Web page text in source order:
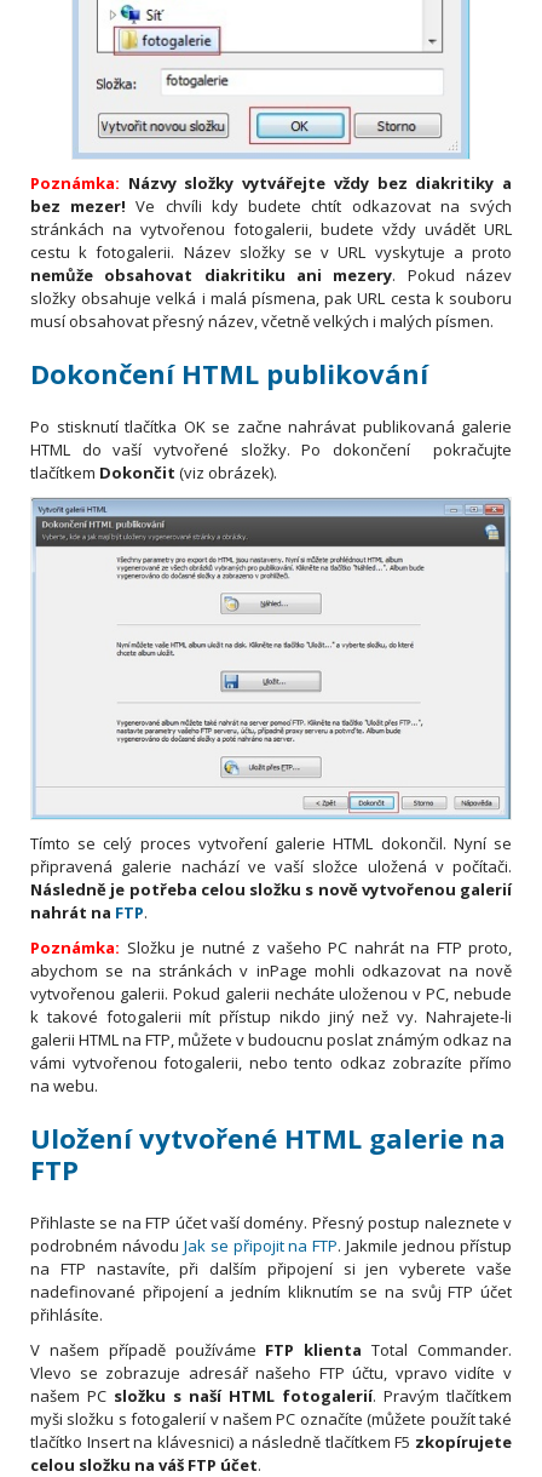
Poznámka: Názvy složky vytvářejte vždy bez diakritiky a
bez mezer! Ve chvíli kdy budete chtít odkazovat na svých
stránkách na vytvořenou fotogalerii, budete vždy uvádět URL
cestu k fotogalerii. Název složky se v URL vyskytuje a proto
nemůže obsahovat diakritiku ani mezery. Pokud název
složky obsahuje velká i malá písmena, pak URL cesta k souboru
musí obsahovat přesný název, včetně velkých i malých písmen.
Dokončení HTML publikování
Po stisknutí tlačítka OK se začne nahrávat publikovaná galerie
HTML do vaší vytvořené složky. Po dokončení pokračujte
tlačítkem Dokončit (viz obrázek).
Tímto se celý proces vytvoření galerie HTML dokončil. Nyní se
připravená galerie nachází ve vaší složce uložená v počítači.
Následně je potřeba celou složku s nově vytvořenou galerií
nahrát na FTP.
Poznámka: Složku je nutné z vašeho PC nahrát na FTP proto,
abychom se na stránkách v inPage mohli odkazovat na nově
vytvořenou galerii. Pokud galerii necháte uloženou v PC, nebude
k takové fotogalerii mít přístup nikdo jiný než vy. Nahrajete-li
galerii HTML na FTP, můžete v budoucnu poslat známým odkaz na
vámi vytvořenou fotogalerii, nebo tento odkaz zobrazíte přímo
na webu.
Uložení vytvořené HTML galerie na
FTP
Přihlaste se na FTP účet vaší domény. Přesný postup naleznete v
podrobném návodu Jak se připojit na FTP. Jakmile jednou přístup
na FTP nastavíte, při dalším připojení si jen vyberete vaše
nadefinované připojení a jedním kliknutím se na svůj FTP účet
přihlásíte.
V našem případě používáme FTP klienta Total Commander.
Vlevo se zobrazuje adresář našeho FTP účtu, vpravo vidíte v
našem PC složku s naší HTML fotogalerií. Pravým tlačítkem
myši složku s fotogalerií v našem PC označíte (můžete použít také
tlačítko Insert na klávesnici) a následně tlačítkem F5 zkopírujete
celou složku na váš FTP účet.